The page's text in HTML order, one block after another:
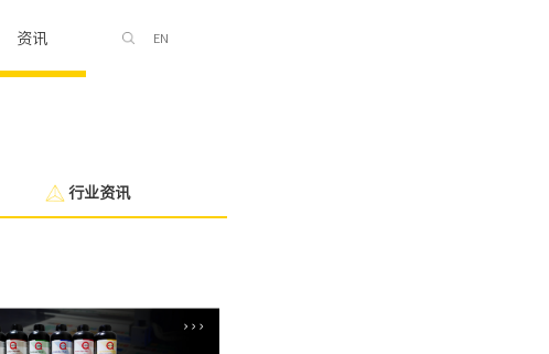
资讯 EN
行业资讯